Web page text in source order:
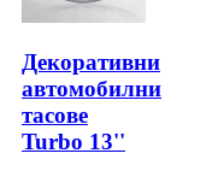
Декоративни
автомобилни
тасове
Turbo 13''